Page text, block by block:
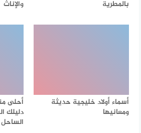
بالمطرية
والإناث
أسماء أولاد خليجية حديثة
ومعانيها
أحلى
دليلك